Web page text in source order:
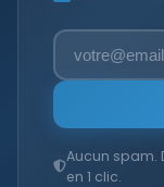
Aucun spam.
en 1 clic.